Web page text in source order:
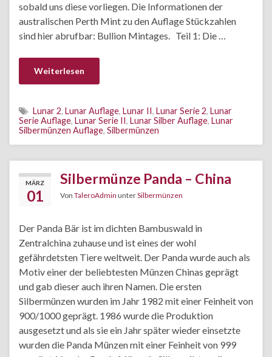
sobald uns diese vorliegen. Die Informationen der
australischen Perth Mint zu den Auflage Stückzahlen
sind hier abrufbar: Bullion Mintages. Teil 1: Die …
Weiterlesen
Lunar 2, Lunar Auflage, Lunar II, Lunar Serie 2, Lunar
Serie Auflage, Lunar Serie II, Lunar Silber Auflage, Lunar
Silbermünzen Auflage, Silbermünzen
MÄRZ
01
Silbermünze Panda – China
Von TaleroAdmin unterSilbermünzen
Der Panda Bär ist im dichten Bambuswald in
Zentralchina zuhause und ist eines der wohl
gefährdetsten Tiere weltweit. Der Panda wurde auch als
Motiv einer der beliebtesten Münzen Chinas geprägt
und gab dieser auch ihren Namen. Die ersten
Silbermünzen wurden im Jahr 1982 mit einer Feinheit von
900/1000 geprägt. 1986 wurde die Produktion
ausgesetzt und als sie ein Jahr später wieder einsetzte
wurden die Panda Münzen mit einer Feinheit von 999